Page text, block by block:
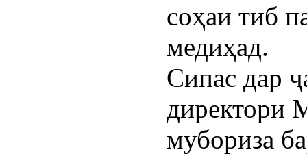
соҳаи тиб
медиҳад.
Сипас дар
директори
мубориза